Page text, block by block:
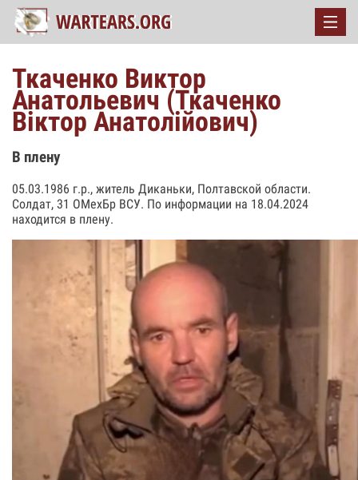
Ткаченко Виктор
Анатольевич (Ткаченко
Віктор Анатолійович)
В плену
05.03.1986 г.р., житель Диканьки, Полтавской области.
Солдат, 31 ОМехБр ВСУ. По информации на 18.04.2024
находится в плену.